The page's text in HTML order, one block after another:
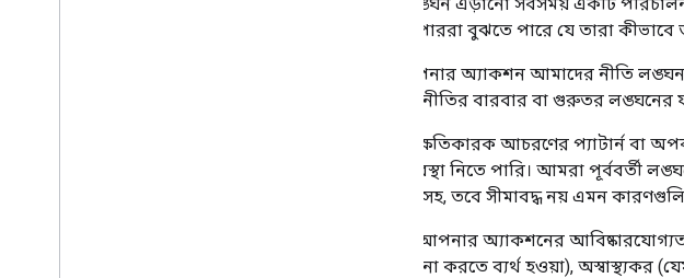
ডেভেলপাররা বুঝতে পারে যে তারা
যদি আপনার অ্যাকশন আমাদের নীতি লঙ্ঘন
পাবেন। নীতির বারবার বা গুরুতর লঙ্ঘনের
আমরা ক্ষতিকারক আচরণের প্যাটার্ন বা
করে ব্যবস্থা নিতে পারি। আমরা পূর্ববর্তী
ব্যবহার সহ, তবে সীমাবদ্ধ নয় এমন
আমরা আপনার অ্যাকশনের
পরিচালনা করতে ব্যর্থ হওয়া), অস্বাস্থ্যকর